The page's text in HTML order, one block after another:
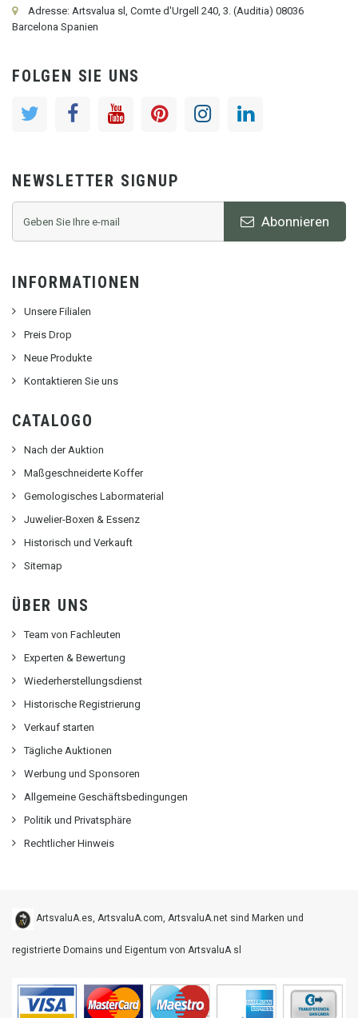
Adresse: Artsvalua sl, Comte d'Urgell 240, 3. (Auditia) 08036
Barcelona Spanien
FOLGEN SIE UNS
NEWSLETTER SIGNUP
Abonnieren
INFORMATIONEN
Unsere Filialen
Preis Drop
Neue Produkte
Kontaktieren Sie uns
CATALOGO
Nach der Auktion
Maßgeschneiderte Koffer
Gemologisches Labormaterial
Juwelier-Boxen & Essenz
Historisch und Verkauft
Sitemap
ÜBER UNS
Team von Fachleuten
Experten & Bewertung
Wiederherstellungsdienst
Historische Registrierung
Verkauf starten
Tägliche Auktionen
Werbung und Sponsoren
Allgemeine Geschäftsbedingungen
Politik und Privatsphäre
Rechtlicher Hinweis
ArtsvaluA.es, ArtsvaluA.com, ArtsvaluA.net sind Marken und
registrierte Domains und Eigentum von ArtsvaluA sl